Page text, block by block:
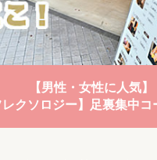
【男性・女性に人気】
レクソロジー】足裏集中